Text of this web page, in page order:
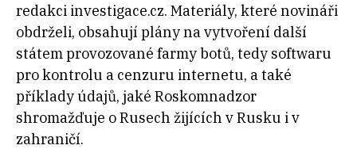
redakci investigace.cz. Materiály, které novináři
obdrželi, obsahují plány na vytvoření další
státem provozované farmy botů, tedy softwaru
pro kontrolu a cenzuru internetu, a také
příklady údajů, jaké Roskomnadzor
shromažďuje o Rusech žijících v Rusku i v
zahraničí.